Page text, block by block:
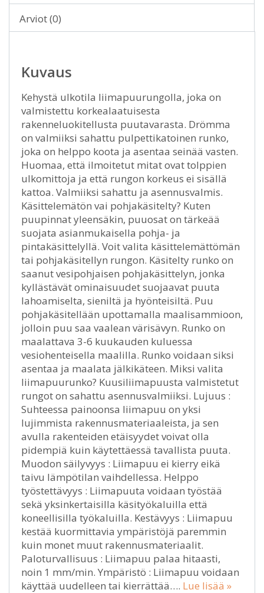
Arviot (0)
Kuvaus
Kehystä ulkotila liimapuurungolla, joka on
valmistettu korkealaatuisesta
rakenneluokitellusta puutavarasta. Drömma
on valmiiksi sahattu pulpettikatoinen runko,
joka on helppo koota ja asentaa seinää vasten.
Huomaa, että ilmoitetut mitat ovat tolppien
ulkomittoja ja että rungon korkeus ei sisällä
kattoa. Valmiiksi sahattu ja asennusvalmis.
Käsittelemätön vai pohjakäsitelty? Kuten
puupinnat yleensäkin, puuosat on tärkeää
suojata asianmukaisella pohja- ja
pintakäsittelyllä. Voit valita käsittelemättömän
tai pohjakäsitellyn rungon. Käsitelty runko on
saanut vesipohjaisen pohjakäsittelyn, jonka
kyllästävät ominaisuudet suojaavat puuta
lahoamiselta, sieniltä ja hyönteisiltä. Puu
pohjakäsitellään upottamalla maalisammioon,
jolloin puu saa vaalean värisävyn. Runko on
maalattava 3-6 kuukauden kuluessa
vesiohenteisella maalilla. Runko voidaan siksi
asentaa ja maalata jälkikäteen. Miksi valita
liimapuurunko? Kuusiliimapuusta valmistetut
rungot on sahattu asennusvalmiiksi. Lujuus :
Suhteessa painoonsa liimapuu on yksi
lujimmista rakennusmateriaaleista, ja sen
avulla rakenteiden etäisyydet voivat olla
pidempiä kuin käytettäessä tavallista puuta.
Muodon säilyvyys : Liimapuu ei kierry eikä
taivu lämpötilan vaihdellessa. Helppo
työstettävyys : Liimapuuta voidaan työstää
sekä yksinkertaisilla käsityökaluilla että
koneellisilla työkaluilla. Kestävyys : Liimapuu
kestää kuormittavia ympäristöjä paremmin
kuin monet muut rakennusmateriaalit.
Paloturvallisuus : Liimapuu palaa hitaasti,
noin 1 mm/min. Ympäristö : Liimapuu voidaan
käyttää uudelleen tai kierrättää…. Lue lisää »